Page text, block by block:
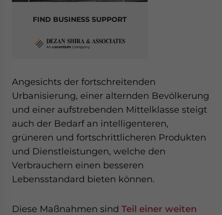
FIND BUSINESS SUPPORT
Angesichts der fortschreitenden
Urbanisierung, einer alternden Bevölkerung
und einer aufstrebenden Mittelklasse steigt
auch der Bedarf an intelligenteren,
grüneren und fortschrittlicheren Produkten
und Dienstleistungen, welche den
Verbrauchern einen besseren
Lebensstandard bieten können.
Diese Maßnahmen sind Teil einer weiten